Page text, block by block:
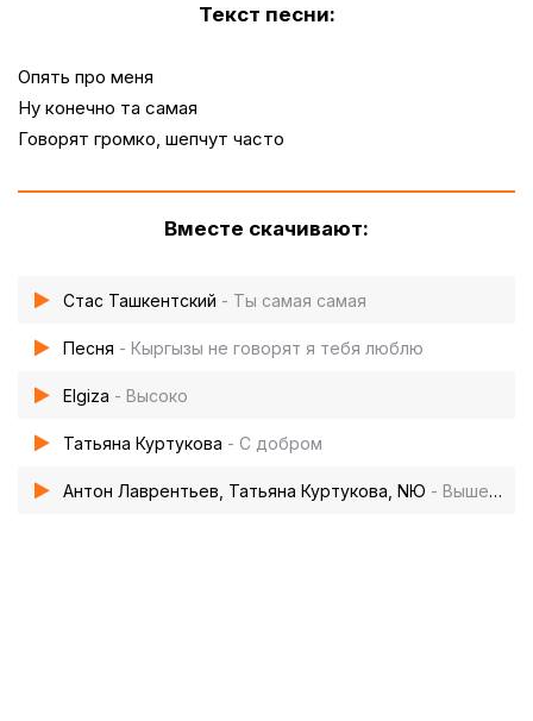
Текст песни:
Опять про меня
Ну конечно та самая
Говорят громко, шепчут часто
Вместе скачивают:
Стас Ташкентский - Ты самая самая
Песня - Кыргызы не говорят я тебя люблю
Elgiza - Высоко
Татьяна Куртукова - С добром
Антон Лаврентьев, Татьяна Куртукова, NЮ - Выше гор